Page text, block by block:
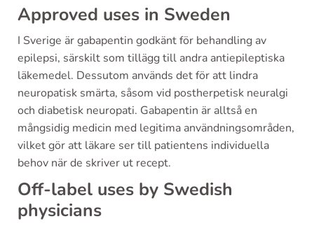
Approved uses in Sweden
I Sverige är gabapentin godkänt för behandling av
epilepsi, särskilt som tillägg till andra antiepileptiska
läkemedel. Dessutom används det för att lindra
neuropatisk smärta, såsom vid postherpetisk neuralgi
och diabetisk neuropati. Gabapentin är alltså en
mångsidig medicin med legitima användningsområden,
vilket gör att läkare ser till patientens individuella
behov när de skriver ut recept.
Off-label uses by Swedish
physicians